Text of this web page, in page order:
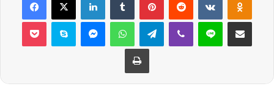
Pocket Skype MessengerWhatsAppTelegramViber Line E-Posta ile
Yazdır